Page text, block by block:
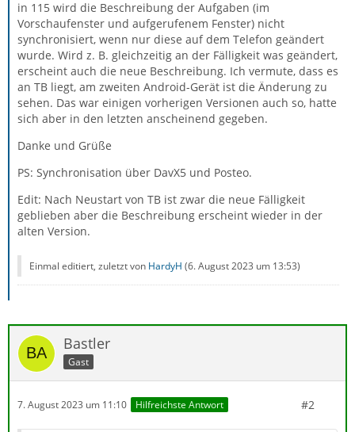
in 115 wird die Beschreibung der Aufgaben (im
Vorschaufenster und aufgerufenem Fenster) nicht
synchronisiert, wenn nur diese auf dem Telefon geändert
wurde. Wird z. B. gleichzeitig an der Fälligkeit was geändert,
erscheint auch die neue Beschreibung. Ich vermute, dass es
an TB liegt, am zweiten Android-Gerät ist die Änderung zu
sehen. Das war einigen vorherigen Versionen auch so, hatte
sich aber in den letzten anscheinend gegeben.
Danke und Grüße
PS: Synchronisation über DavX5 und Posteo.
Edit: Nach Neustart von TB ist zwar die neue Fälligkeit
geblieben aber die Beschreibung erscheint wieder in der
alten Version.
Einmal editiert, zuletzt von HardyH (6. August 2023 um 13:53)
Bastler
Gast
7. August 2023 um 11:10 Hilfreichste Antwort #2